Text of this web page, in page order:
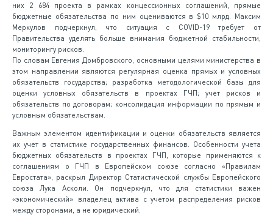
них 2 684 проекта в рамках концессионных соглашений, прямые
бюджетные обязательства по ним оцениваются в $10 млрд. Максим
Меркулов подчеркнул, что ситуация с COVID-19 требует от
Правительства уделять больше внимания бюджетной стабильности,
мониторингу рисков.
По словам Евгения Домбровского, основными целями министерства в
этом направлении являются регулярная оценка прямых и условных
обязательств государства; разработка методологической базы для
оценки условных обязательств в проектах ГЧП; учет рисков и
обязательств по договорам; консолидация информации по прямым и
условным обязательствам.
Важным элементом идентификации и оценки обязательств является
их учет в статистике государственных финансов. Особенности учета
бюджетных обязательств в проектах ГЧП, которые применяются к
соглашениям о ГЧП в Европейском союзе согласно «Правилам
Евростата», раскрыл Директор Статистической службы Европейского
союза Лука Асколи. Он подчеркнул, что для статистики важен
«экономический» владелец актива с учетом распределения рисков
между сторонами, а не юридический.